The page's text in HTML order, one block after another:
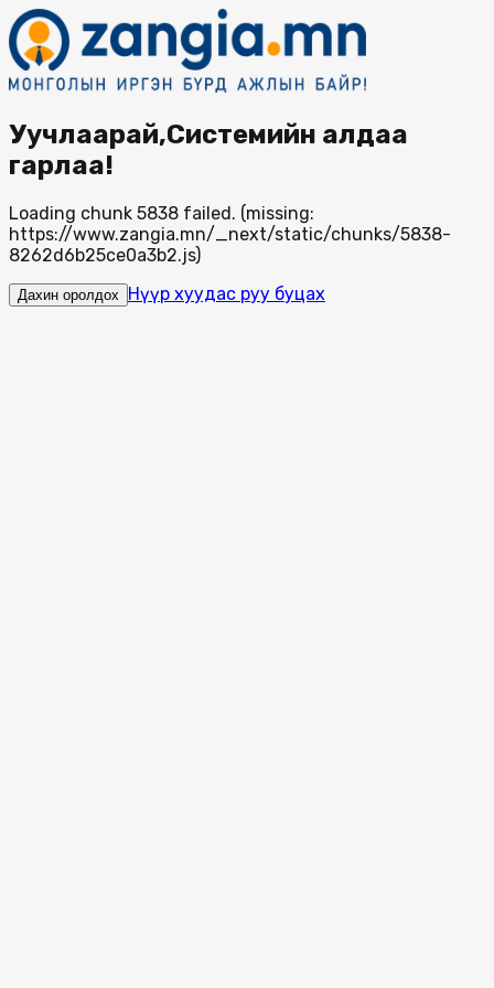
Уучлаарай,Системийн алдаа
гарлаа!
Loading chunk 5838 failed. (missing:
https://www.zangia.mn/_next/static/chunks/5838-
8262d6b25ce0a3b2.js)
Дахин оролдох Нүүр хуудас руу буцах